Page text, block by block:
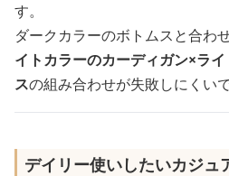
す。
ダークカラーのボトムスと合わ
イトカラーのカーディガン×ラ
スの組み合わせが失敗しにくいで
デイリー使いしたいカジュ